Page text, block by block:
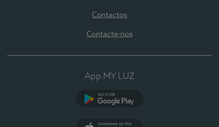
Contactos
Contacte-nos
App MY LUZ